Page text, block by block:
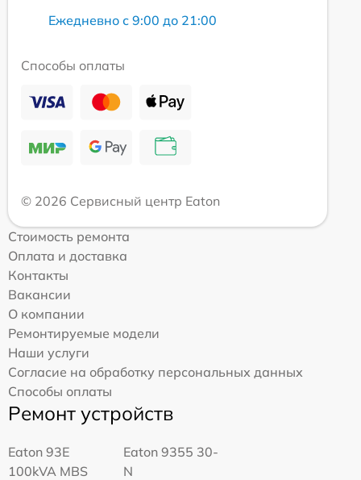
Ежедневно с 9:00 до 21:00
Способы оплаты
© 2026 Сервисный центр Eaton
Стоимость ремонта
Оплата и доставка
Контакты
Вакансии
О компании
Ремонтируемые модели
Наши услуги
Согласие на обработку персональных данных
Способы оплаты
Ремонт устройств
Eaton 93E
100kVA MBS
Eaton 9355 30-
N